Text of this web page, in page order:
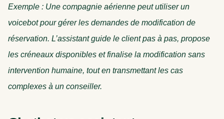
Exemple : Une compagnie aérienne peut utiliser un
voicebot pour gérer les demandes de modification de
réservation. L’assistant guide le client pas à pas, propose
les créneaux disponibles et finalise la modification sans
intervention humaine, tout en transmettant les cas
complexes à un conseiller.